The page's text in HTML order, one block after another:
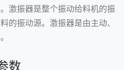
激振器是整个振动给料机的振
的振动源。激振器是由主动、
数